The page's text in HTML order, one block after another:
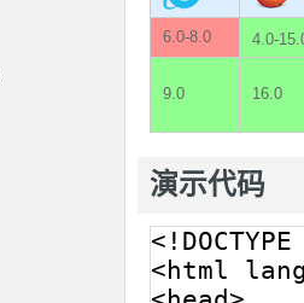
6.0-8.0 4.0-
9.0 16.0
演示代码